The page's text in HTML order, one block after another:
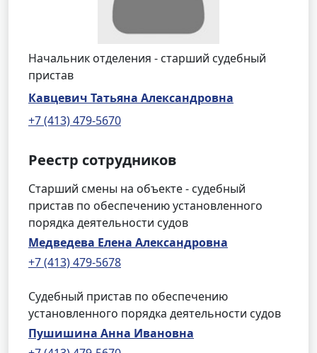
Начальник отделения - старший судебный
пристав
Кавцевич Татьяна Александровна
+7 (413) 479-5670
Реестр сотрудников
Старший смены на объекте - судебный
пристав по обеспечению установленного
порядка деятельности судов
Медведева Елена Александровна
+7 (413) 479-5678
Судебный пристав по обеспечению
установленного порядка деятельности судов
Пушишина Анна Ивановна